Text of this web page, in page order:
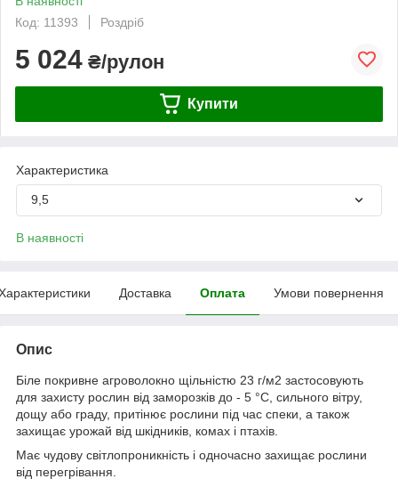
Код: 11393
Роздріб
5 024 ₴/рулон
Купити
Характеристика
9,5
В наявності
Доставка Оплата Умови повернення
Опис
Біле покривне агроволокно щільністю 23 г/м2 застосовують
для захисту рослин від заморозків до - 5 °C, сильного вітру,
дощу або граду, притінює рослини під час спеки, а також
захищає урожай від шкідників, комах і птахів.
Має чудову світлопроникність і одночасно захищає рослини
від перегрівання.